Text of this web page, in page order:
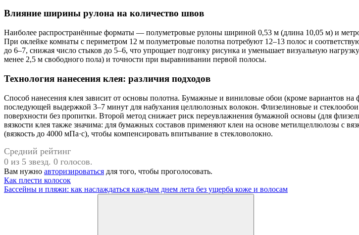
Влияние ширины рулона на количество швов
Наиболее распространённые форматы — полуметровые рулоны шириной 0,53 м (длина 10,05 м) и
При оклейке комнаты с периметром 12 м полуметровые полотна потребуют 12–13 полос и
до 6–7, снижая число стыков до 5–6, что упрощает подгонку рисунка и уменьшает визуальную
менее 2,5 м свободного пола) и точности при выравнивании первой полосы.
Технология нанесения клея: различия подходов
Способ нанесения клея зависит от основы полотна. Бумажные и виниловые обои (кроме вариантов на
последующей выдержкой 3–7 минут для набухания целлюлозных волокон. Флизелиновые и
поверхности без пропитки. Второй метод снижает риск переувлажнения бумажной основы (для
вязкости клея также значима: для бумажных составов применяют клеи на основе метилцеллюлозы с
(вязкость до 4000 мПа·с), чтобы компенсировать впитывание в стекловолокно.
Средний рейтинг
0 из 5 звезд. 0 голосов.
Вам нужно авторизироваться для того, чтобы проголосовать.
Навигация
по
Предыдущая
запись:
Как плести колосок
Следующая
Бассейны и пляжи: как наслаждаться каждым днем лета без ущерба коже и волосам